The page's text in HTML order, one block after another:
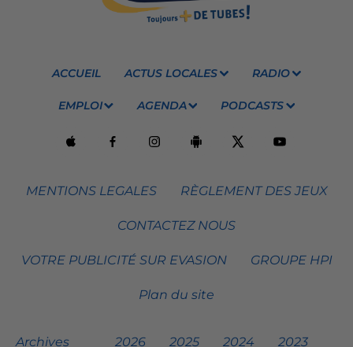
ACCUEIL ACTUS LOCALES RADIO
EMPLOI AGENDA PODCASTS
MENTIONS LEGALES RÈGLEMENT DES JEUX
CONTACTEZ NOUS
VOTRE PUBLICITÉ SUR EVASION GROUPE HPI
Plan du site
Archives 2026 2025 2024 2023